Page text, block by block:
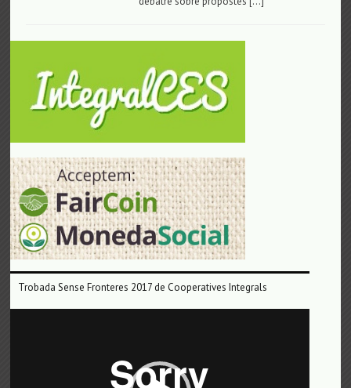
Trobada Sense Fronteres 2017 de Cooperatives Integrals